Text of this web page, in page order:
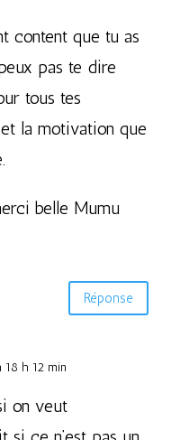
content que tu as
pas te dire
tous tes
la motivation que
belle Mumu
Réponse
18 h 12 min
on veut